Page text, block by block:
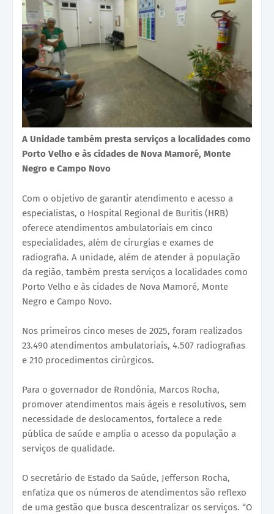
A Unidade também presta serviços a localidades como
Porto Velho e às cidades de Nova Mamoré, Monte
Negro e Campo Novo
Com o objetivo de garantir atendimento e acesso a
especialistas, o Hospital Regional de Buritis (HRB)
oferece atendimentos ambulatoriais em cinco
especialidades, além de cirurgias e exames de
radiografia. A unidade, além de atender à população
da região, também presta serviços a localidades como
Porto Velho e às cidades de Nova Mamoré, Monte
Negro e Campo Novo.
Nos primeiros cinco meses de 2025, foram realizados
23.490 atendimentos ambulatoriais, 4.507 radiografias
e 210 procedimentos cirúrgicos.
Para o governador de Rondônia, Marcos Rocha,
promover atendimentos mais ágeis e resolutivos, sem
necessidade de deslocamentos, fortalece a rede
pública de saúde e amplia o acesso da população a
serviços de qualidade.
O secretário de Estado da Saúde, Jefferson Rocha,
enfatiza que os números de atendimentos são reflexo
de uma gestão que busca descentralizar os serviços. “O